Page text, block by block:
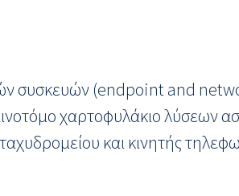
συσκευών (endpoint and
χαρτοφυλάκιο λύσεων
και κινητής